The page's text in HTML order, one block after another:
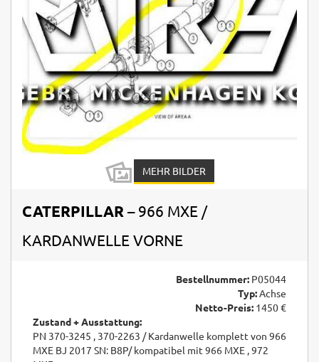
MEHR BILDER
CATERPILLAR – 966 MXE /
KARDANWELLE VORNE
Bestellnummer: P05044
Typ:Achse
Netto-Preis: 1450 €
Zustand + Ausstattung:
PN 370-3245 , 370-2263 / Kardanwelle komplett von 966
MXE BJ 2017 SN: B8P/ kompatibel mit 966 MXE , 972